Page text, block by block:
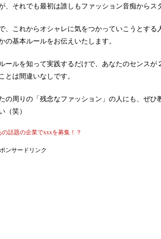
、それでも最初は誰しもファッション音痴からス
、これからオシャレに気をつかっていこうとする
の基本ルールをお伝えいたします。
ールを知って実践するだけで、あなたのセンスが
とは間違いなしです。
の周りの「残念なファッション」の人にも、ぜひ
（笑）
の話題の企業でxxxを募集！？
ンサードリンク